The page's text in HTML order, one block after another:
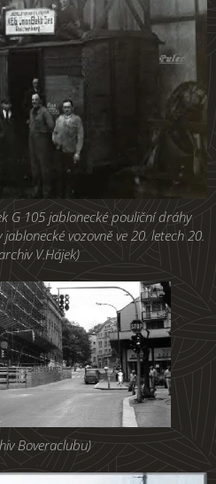
G 105 jablonecké pouliční dráhy
vozovně ve 20. letech 20.
V.Hájek)
Boveraclubu)